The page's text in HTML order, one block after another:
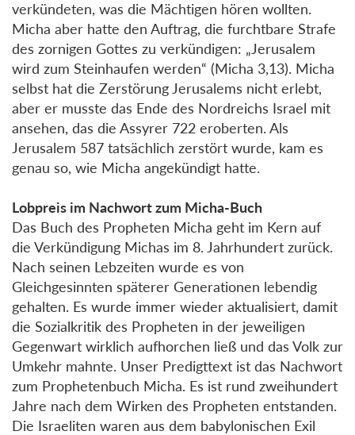
verkündeten, was die Mächtigen hören wollten.
Micha aber hatte den Auftrag, die furchtbare Strafe
des zornigen Gottes zu verkündigen: „Jerusalem
wird zum Steinhaufen werden“ (Micha 3,13). Micha
selbst hat die Zerstörung Jerusalems nicht erlebt,
aber er musste das Ende des Nordreichs Israel mit
ansehen, das die Assyrer 722 eroberten. Als
Jerusalem 587 tatsächlich zerstört wurde, kam es
genau so, wie Micha angekündigt hatte.
Lobpreis im Nachwort zum Micha-Buch
Das Buch des Propheten Micha geht im Kern auf
die Verkündigung Michas im 8. Jahrhundert zurück.
Nach seinen Lebzeiten wurde es von
Gleichgesinnten späterer Generationen lebendig
gehalten. Es wurde immer wieder aktualisiert, damit
die Sozialkritik des Propheten in der jeweiligen
Gegenwart wirklich aufhorchen ließ und das Volk zur
Umkehr mahnte. Unser Predigttext ist das Nachwort
zum Prophetenbuch Micha. Es ist rund zweihundert
Jahre nach dem Wirken des Propheten entstanden.
Die Israeliten waren aus dem babylonischen Exil